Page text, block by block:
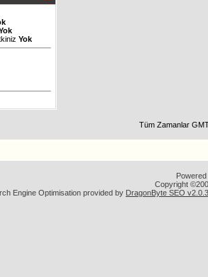
Yok
Tüm Zamanlar
Copyright
Engine Optimisation provided by DragonByte SEO